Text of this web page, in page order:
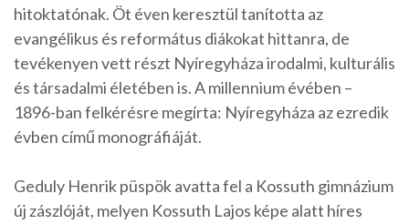
hitoktatónak. Öt éven keresztül tanította az
evangélikus és református diákokat hittanra, de
tevékenyen vett részt Nyíregyháza irodalmi, kulturális
és társadalmi életében is. A millennium évében –
1896-ban felkérésre megírta: Nyíregyháza az ezredik
évben című monográfiáját.
Geduly Henrik püspök avatta fel a Kossuth gimnázium
új zászlóját, melyen Kossuth Lajos képe alatt híres